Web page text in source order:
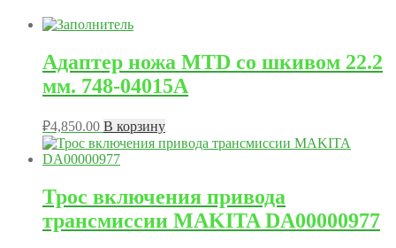
Адаптер ножа MTD со шкивом 22.2
мм. 748-04015A
₽4,850.00 В корзину
Трос включения привода
трансмиссии MAKITA DA00000977